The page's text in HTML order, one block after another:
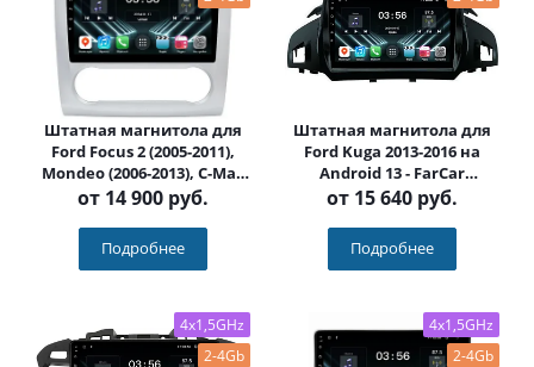
Штатная магнитола для
Ford Focus 2 (2005-2011),
Mondeo (2006-2013), C-Max
(2008+), Galaxy (2008+) на
Android 13 - FarCar
(D/DX003M климат)
от 14 900 руб.
Подробнее
Штатная магнитола для
Ford Kuga 2013-2016 на
Android 13 - FarCar
(D/DX362M)
от 15 640 руб.
Подробнее
4x1,5GHz
2-4Gb
4x1,5GHz
2-4Gb